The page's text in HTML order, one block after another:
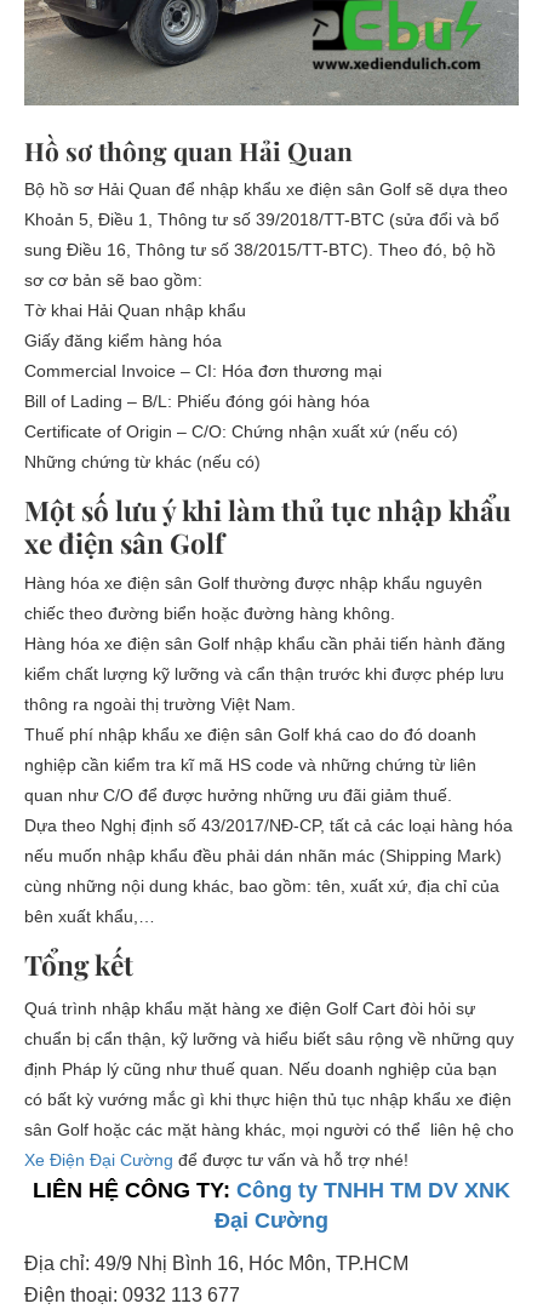
Hồ sơ thông quan Hải Quan
Bộ hồ sơ Hải Quan để nhập khẩu xe điện sân Golf sẽ dựa theo
Khoản 5, Điều 1, Thông tư số 39/2018/TT-BTC (sửa đổi và bổ
sung Điều 16, Thông tư số 38/2015/TT-BTC). Theo đó, bộ hồ
sơ cơ bản sẽ bao gồm:
Tờ khai Hải Quan nhập khẩu
Giấy đăng kiểm hàng hóa
Commercial Invoice – CI: Hóa đơn thương mại
Bill of Lading – B/L: Phiếu đóng gói hàng hóa
Certificate of Origin – C/O: Chứng nhận xuất xứ (nếu có)
Những chứng từ khác (nếu có)
Một số lưu ý khi làm thủ tục nhập khẩu
xe điện sân Golf
Hàng hóa xe điện sân Golf thường được nhập khẩu nguyên
chiếc theo đường biển hoặc đường hàng không.
Hàng hóa xe điện sân Golf nhập khẩu cần phải tiến hành đăng
kiểm chất lượng kỹ lưỡng và cẩn thận trước khi được phép lưu
thông ra ngoài thị trường Việt Nam.
Thuế phí nhập khẩu xe điện sân Golf khá cao do đó doanh
nghiệp cần kiểm tra kĩ mã HS code và những chứng từ liên
quan như C/O để được hưởng những ưu đãi giảm thuế.
Dựa theo Nghị định số 43/2017/NĐ-CP, tất cả các loại hàng hóa
nếu muốn nhập khẩu đều phải dán nhãn mác (Shipping Mark)
cùng những nội dung khác, bao gồm: tên, xuất xứ, địa chỉ của
bên xuất khẩu,…
Tổng kết
Quá trình nhập khẩu mặt hàng xe điện Golf Cart đòi hỏi sự
chuẩn bị cẩn thận, kỹ lưỡng và hiểu biết sâu rộng về những quy
định Pháp lý cũng như thuế quan. Nếu doanh nghiệp của bạn
có bất kỳ vướng mắc gì khi thực hiện thủ tục nhập khẩu xe điện
sân Golf hoặc các mặt hàng khác, mọi người có thể liên hệ cho
Xe Điện Đại Cường để được tư vấn và hỗ trợ nhé!
LIÊN HỆ CÔNG TY: Công ty TNHH TM DV XNK
Đại Cường
Địa chỉ: 49/9 Nhị Bình 16, Hóc Môn, TP.HCM
Điện thoại: 0932 113 677